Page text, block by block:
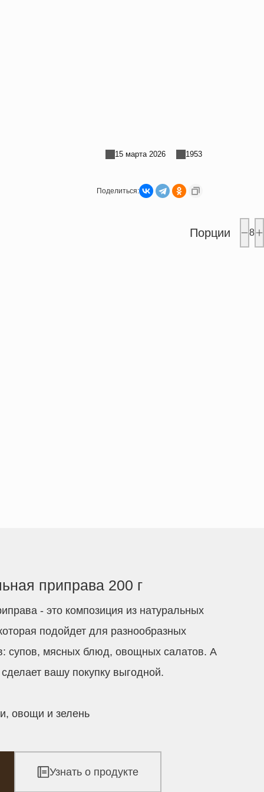
15 марта 2026 1953
Поделиться:
Порции 8
приправа 200 г
- это композиция из натуральных
подойдет для разнообразных
супов, мясных блюд, овощных салатов. А
вашу покупку выгодной.
овощи и зелень
Узнать о продукте